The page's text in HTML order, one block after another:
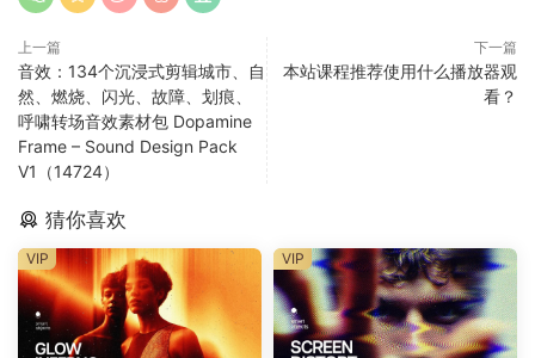
上一篇
音效：134个沉浸式剪辑城市、自
然、燃烧、闪光、故障、划痕、
呼啸转场音效素材包 Dopamine
Frame – Sound Design Pack
V1（14724）
下一篇
本站课程推荐使用什么播放器观
看？
猜你喜欢
VIP VIP